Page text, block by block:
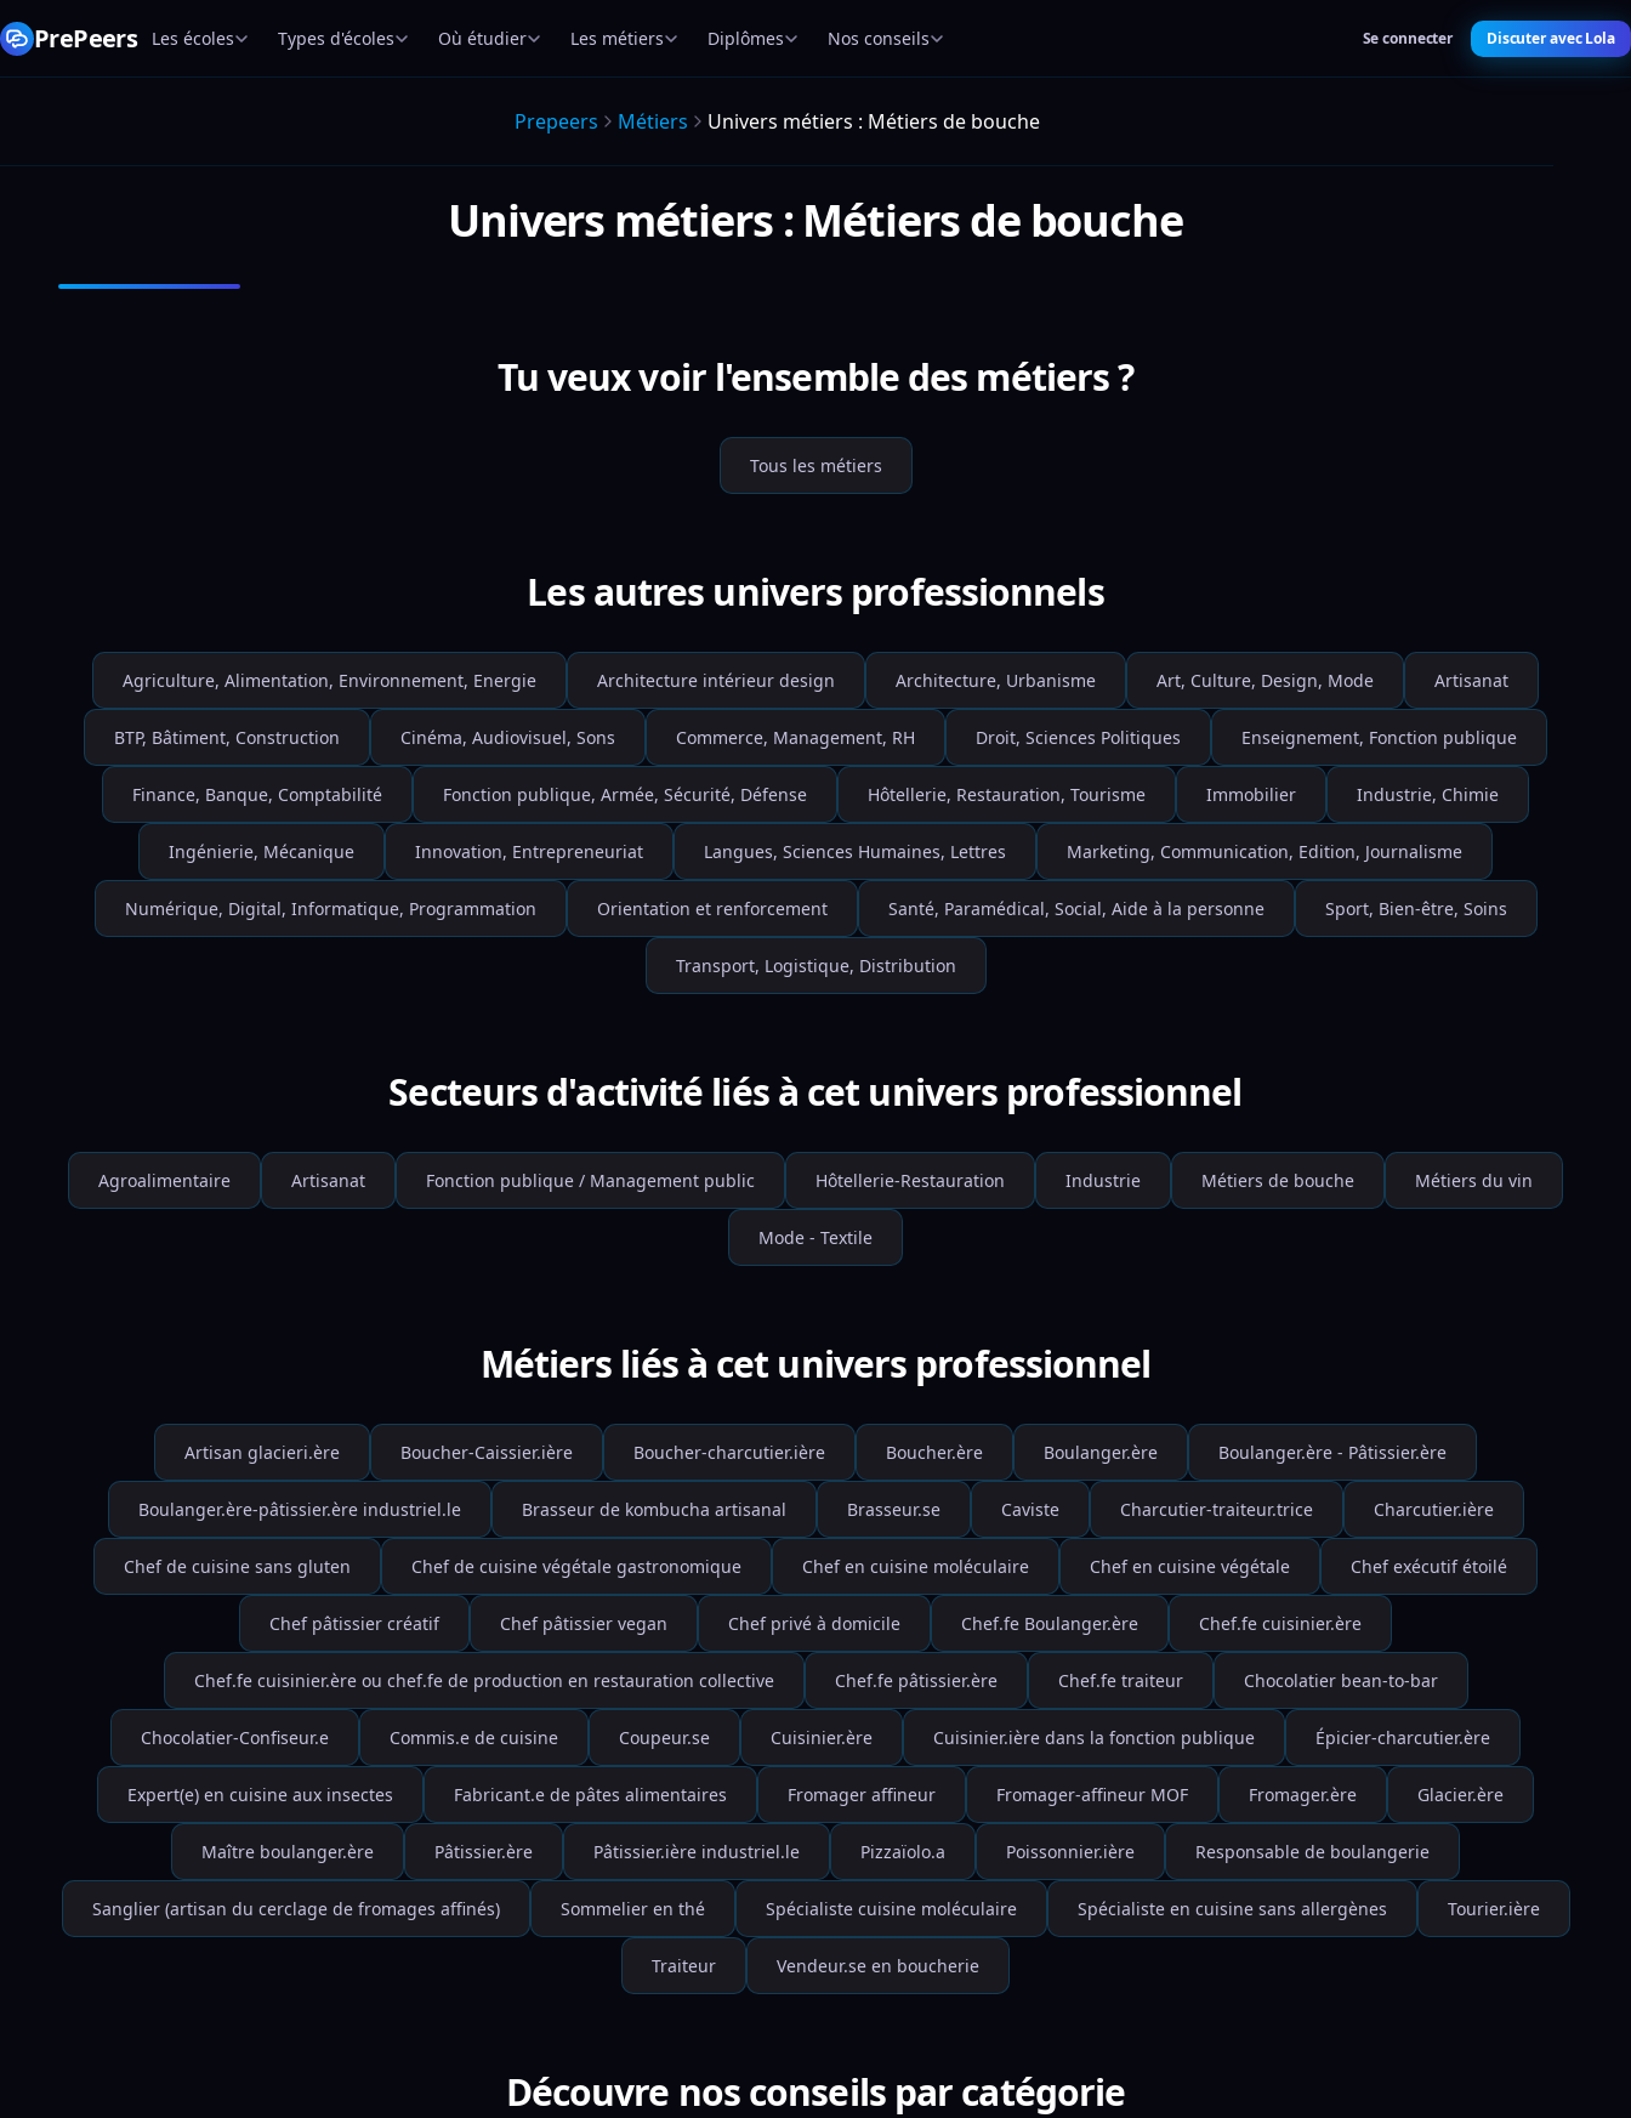
PrePeers Les écoles Types d'écoles Où étudier Les métiers Diplômes Nos conseils Se connecter Discuter avec Lola
Prepeers Métiers Univers métiers : Métiers de bouche
Univers métiers : Métiers de bouche
Tu veux voir l'ensemble des métiers ?
Tous les métiers
Les autres univers professionnels
Agriculture, Alimentation, Environnement, Energie Architecture intérieur design Architecture, Urbanisme Art, Culture, Design, Mode Artisanat
BTP, Bâtiment, Construction Cinéma, Audiovisuel, Sons Commerce, Management, RH Droit, Sciences Politiques Enseignement, Fonction publique
Finance, Banque, Comptabilité Fonction publique, Armée, Sécurité, Défense Hôtellerie, Restauration, Tourisme Immobilier Industrie, Chimie
Ingénierie, Mécanique Innovation, Entrepreneuriat Langues, Sciences Humaines, Lettres Marketing, Communication, Edition, Journalisme
Numérique, Digital, Informatique, Programmation Orientation et renforcement Santé, Paramédical, Social, Aide à la personne Sport, Bien-être, Soins
Transport, Logistique, Distribution
Secteurs d'activité liés à cet univers professionnel
Agroalimentaire Artisanat Fonction publique / Management public Hôtellerie-Restauration Industrie Métiers de bouche Métiers du vin
Mode - Textile
Métiers liés à cet univers professionnel
Artisan glacieri.ère Boucher-Caissier.ière Boucher-charcutier.ière Boucher.ère Boulanger.ère Boulanger.ère - Pâtissier.ère
Boulanger.ère-pâtissier.ère industriel.le Brasseur de kombucha artisanal Brasseur.se Caviste Charcutier-traiteur.trice Charcutier.ière
Chef de cuisine sans gluten Chef de cuisine végétale gastronomique Chef en cuisine moléculaire Chef en cuisine végétale Chef exécutif étoilé
Chef pâtissier créatif Chef pâtissier vegan Chef privé à domicile Chef.fe Boulanger.ère Chef.fe cuisinier.ère
Chef.fe cuisinier.ère ou chef.fe de production en restauration collective Chef.fe pâtissier.ère Chef.fe traiteur Chocolatier bean-to-bar
Chocolatier-Confiseur.e Commis.e de cuisine Coupeur.se Cuisinier.ère Cuisinier.ière dans la fonction publique Épicier-charcutier.ère
Expert(e) en cuisine aux insectes Fabricant.e de pâtes alimentaires Fromager affineur Fromager-affineur MOF Fromager.ère Glacier.ère
Maître boulanger.ère Pâtissier.ère Pâtissier.ière industriel.le Pizzaïolo.a Poissonnier.ière Responsable de boulangerie
Sanglier (artisan du cerclage de fromages affinés) Sommelier en thé Spécialiste cuisine moléculaire Spécialiste en cuisine sans allergènes Tourier.ière
Traiteur Vendeur.se en boucherie
Découvre nos conseils par catégorie